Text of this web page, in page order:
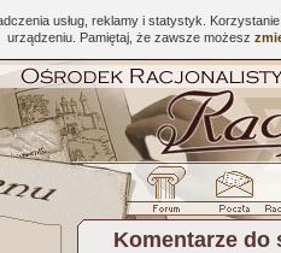
usług, reklamy i statystyk.
urządzeniu. Pamiętaj, że zawsze możesz
Komentarze